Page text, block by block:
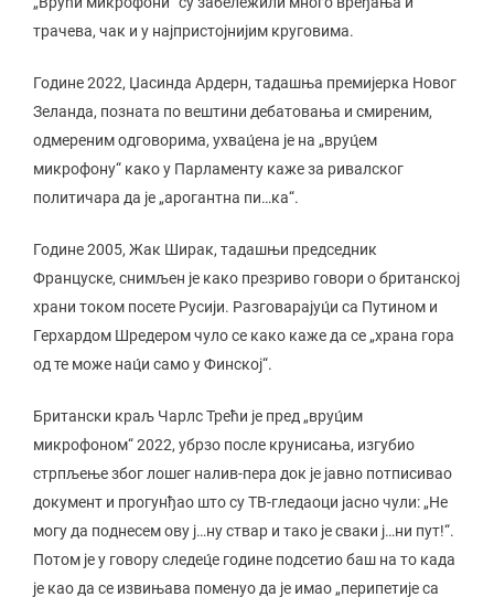
трачева, чак и у најпристојнијим круговима.
Године 2022, Џасинда Ардерн, тадашња премијерка Новог
Зеланда, позната по вештини дебатовања и смиреним,
одмереним одговорима, ухвац́ена је на „вруц́ем
микрофону“ како у Парламенту каже за ривалског
политичара да је „арогантна пи…ка“.
Године 2005, Жак Ширак, тадашњи председник
Француске, снимљен је како презриво говори о британској
храни током посете Русији. Разговарајуц́и са Путином и
Герхардом Шредером чуло се како каже да се „храна гора
од те може нац́и само у Финској“.
Британски краљ Чарлс Трећи је пред „вруц́им
микрофоном“ 2022, убрзо после крунисања, изгубио
стрпљење због лошег налив-пера док је јавно потписивао
документ и прогунђао што су ТВ-гледаоци јасно чули: „Не
могу да поднесем ову ј…ну ствар и тако је сваки ј…ни пут!“.
Потом је у говору следец́е године подсетио баш на то када
је као да се извињава поменуо да је имао „перипетије са